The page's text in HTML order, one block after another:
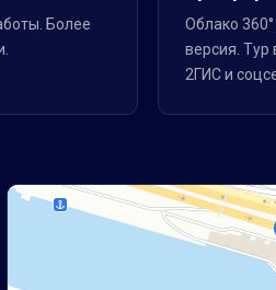
Более
Облако
версия. Тур
2ГИС и